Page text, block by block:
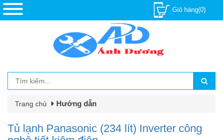
Giỏ hàng(0)
Trang chủ Hướng dẫn
Tủ lạnh Panasonic (234 lít) Inverter công